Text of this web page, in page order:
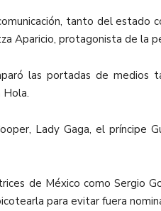
tanto del estado
Aparicio, protagonista de la
las portadas de medios
Lady Gaga, el príncipe
de México como Sergio
para evitar fuera